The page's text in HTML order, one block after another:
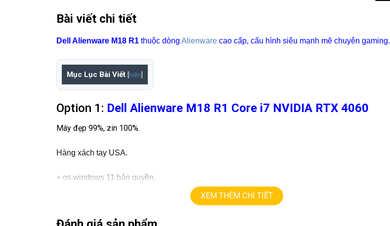
Bài viết chi tiết
Dell Alienware M18 R1 thuộc dòng Alienware cao cấp, cấu hình siêu mạnh mẽ chuyên gaming.
Mục Lục Bài Viết [hiện]
Option 1: Dell Alienware M18 R1 Core i7 NVIDIA RTX 4060
Máy đẹp 99%, zin 100%.
Hàng xách tay USA.
+ os windows 11 bản quyền.
G (16 cores – 24 threads).
XEM THÊM CHI TIẾT